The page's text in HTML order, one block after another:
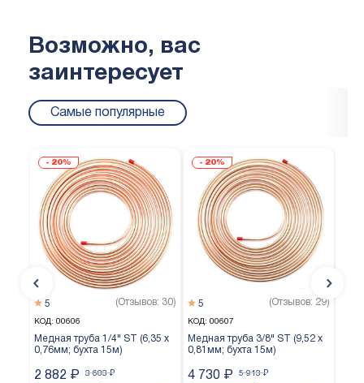
Возможно, вас
заинтересует
Самые популярные
20%
КОД: 00606
Медная труба 1/4" ST (6,35 х
0,76мм; бухта 15м)
(Отзывов: 30)
5
3 603 ₽
2 882 ₽
20%
КОД: 00607
Медная труба 3/8" ST (9,52 х
0,81мм; бухта 15м)
(Отзывов: 29)
5
5 913 ₽
4 730 ₽